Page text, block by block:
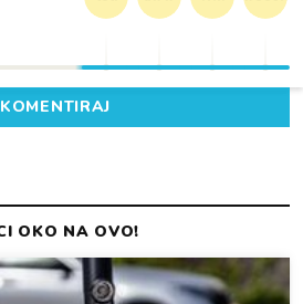
KOMENTIRAJ